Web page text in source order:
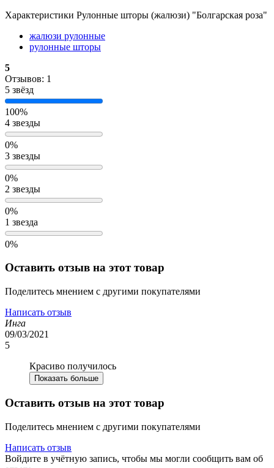
Характеристики Рулонные шторы (жалюзи) "Болгарская роза"
жалюзи рулонные
рулонные шторы
5
Отзывов: 1
5 звёзд
100%
4 звезды
0%
3 звезды
0%
2 звезды
0%
1 звезда
0%
Оставить отзыв на этот товар
Поделитесь мнением с другими покупателями
Написать отзыв
Инга
09/03/2021
5
Красиво получилось
Показать больше
Оставить отзыв на этот товар
Поделитесь мнением с другими покупателями
Написать отзыв
Войдите в учётную запись, чтобы мы могли сообщить вам об